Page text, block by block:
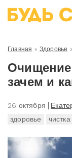
Главная » Здоровье »
Очищение
зачем и
26 октября
здоровье